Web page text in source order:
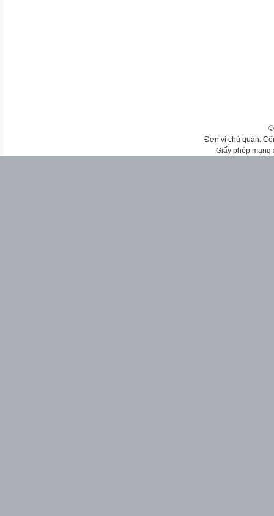
Đơn vị chủ quản:
Giấy phép mạng